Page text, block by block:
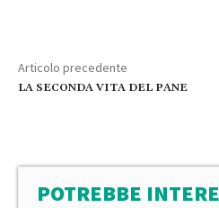
Articolo precedente
LA SECONDA VITA DEL PANE
POTREBBE